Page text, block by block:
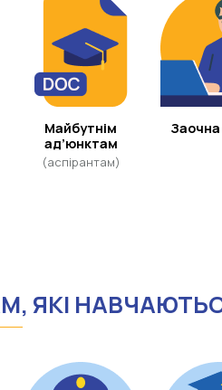
Майбутнім
ад’юнктам
(аспірантам)
ЯКІ